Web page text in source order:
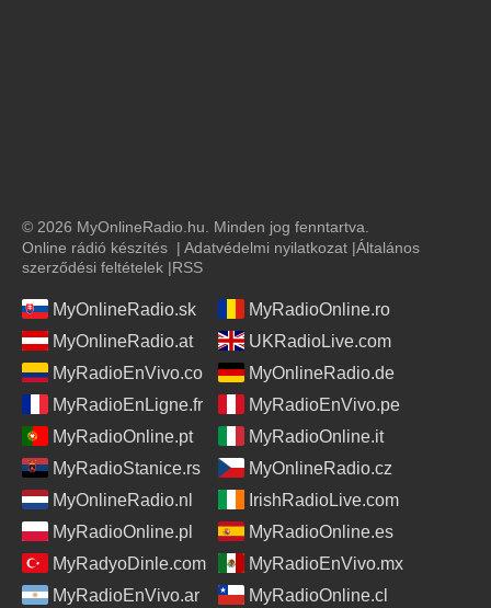
© 2026 MyOnlineRadio.hu. Minden jog fenntartva.
Online rádió készítés | Adatvédelmi nyilatkozat |Általános
szerződési feltételek |RSS
MyOnlineRadio.sk
MyRadioOnline.ro
MyOnlineRadio.at
UKRadioLive.com
MyRadioEnVivo.co
MyOnlineRadio.de
MyRadioEnLigne.fr
MyRadioEnVivo.pe
MyRadioOnline.pt
MyRadioOnline.it
MyRadioStanice.rs
MyOnlineRadio.cz
MyOnlineRadio.nl
IrishRadioLive.com
MyRadioOnline.pl
MyRadioOnline.es
MyRadyoDinle.com
MyRadioEnVivo.mx
MyRadioEnVivo.ar
MyRadioOnline.cl